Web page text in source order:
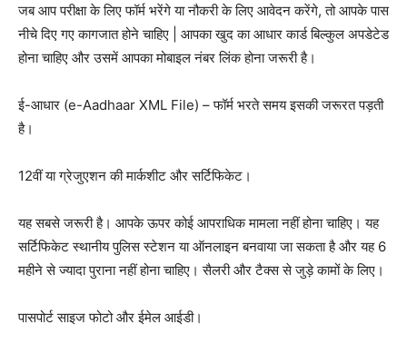
जब आप परीक्षा के लिए फॉर्म भरेंगे या नौकरी के लिए आवेदन करेंगे, तो आपके पास
नीचे दिए गए कागजात होने चाहिए | आपका खुद का आधार कार्ड बिल्कुल अपडेटेड
होना चाहिए और उसमें आपका मोबाइल नंबर लिंक होना जरूरी है।
ई-आधार (e-Aadhaar XML File) – फॉर्म भरते समय इसकी जरूरत पड़ती
है।
12वीं या ग्रेजुएशन की मार्कशीट और सर्टिफिकेट।
यह सबसे जरूरी है। आपके ऊपर कोई आपराधिक मामला नहीं होना चाहिए। यह
सर्टिफिकेट स्थानीय पुलिस स्टेशन या ऑनलाइन बनवाया जा सकता है और यह 6
महीने से ज्यादा पुराना नहीं होना चाहिए। सैलरी और टैक्स से जुड़े कामों के लिए।
पासपोर्ट साइज फोटो और ईमेल आईडी।